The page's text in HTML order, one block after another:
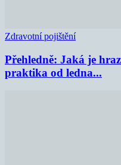
Zdravotní pojištění
Přehledně: Jaká je
praktika od ledna...